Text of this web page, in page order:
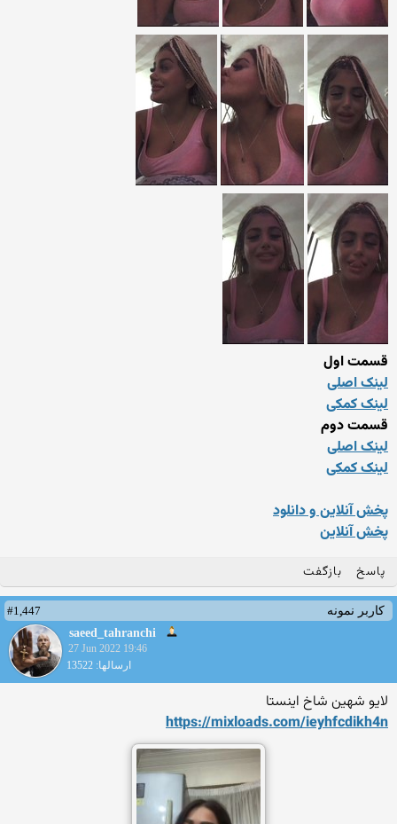
قسمت اول
لینک اصلی
لینک کمکی
قسمت دوم
لینک اصلی
لینک کمکی
پخش آنلاین و دانلود
پخش آنلاین
پاسخ بازگفت
کاربر نمونه
#1,447
saeed_tahranchi
27 Jun 2022 19:46
ارسالها: 13522
لایو شهین شاخ اینستا
https://mixloads.com/ieyhfcdikh4n